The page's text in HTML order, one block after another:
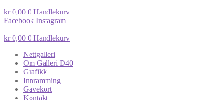
kr0,00 0 Handlekurv
Facebook Instagram
kr0,00 0 Handlekurv
Nettgalleri
Om Galleri D40
Grafikk
Innramming
Gavekort
Kontakt